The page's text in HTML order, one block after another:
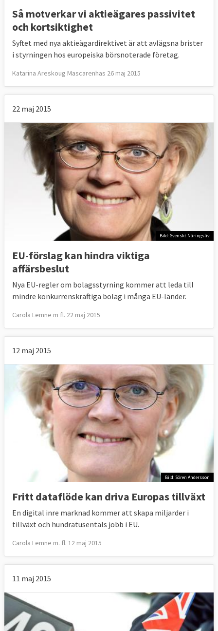
Så motverkar vi aktieägares passivitet
och kortsiktighet
Syftet med nya aktieägardirektivet är att avlägsna brister
i styrningen hos europeiska börsnoterade företag.
Katarina Areskoug Mascarenhas 26 maj 2015
22 maj 2015
Bild: Svenskt Näringsliv
EU-förslag kan hindra viktiga
affärsbeslut
Nya EU-regler om bolagsstyrning kommer att leda till
mindre konkurrenskraftiga bolag i många EU-länder.
Carola Lemne m fl. 22 maj 2015
12 maj 2015
Bild: Sören Andersson
Fritt dataflöde kan driva Europas tillväxt
En digital inre marknad kommer att skapa miljarder i
tillväxt och hundratusentals jobb i EU.
Carola Lemne m. fl. 12 maj 2015
11 maj 2015